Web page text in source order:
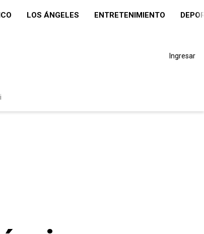
LOS ÁNGELES ENTRETENIMIENTO
Ingresar